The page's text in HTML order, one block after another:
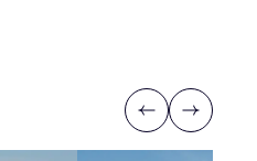
Previous
Next